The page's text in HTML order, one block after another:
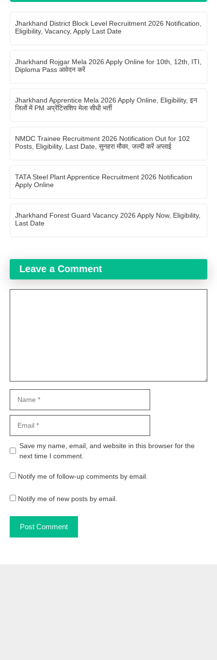
Jharkhand District Block Level Recruitment 2026 Notification,
Eligibility, Vacancy, Apply Last Date
Jharkhand Rojgar Mela 2026 Apply Online for 10th, 12th, ITI,
Diploma Pass आवेदन करें
Jharkhand Apprentice Mela 2026 Apply Online, Eligibility, इन
जिलों में PM अप्रेंटिसशिप मेला सीधी भर्ती
NMDC Trainee Recruitment 2026 Notification Out for 102
Posts, Eligibility, Last Date, सुनहरा मौका, जल्दी करें अप्लाई
TATA Steel Plant Apprentice Recruitment 2026 Notification
Apply Online
Jharkhand Forest Guard Vacancy 2026 Apply Now, Eligibility,
Last Date
Leave a Comment
Website
Save my name, email, and website in this browser for the
next time I comment.
Notify me of follow-up comments by email.
Notify me of new posts by email.